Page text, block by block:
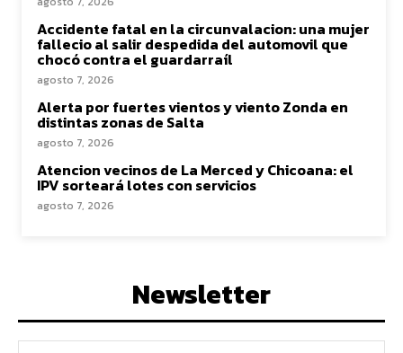
Accidente fatal en la circunvalacion: una mujer
fallecio al salir despedida del automovil que
chocó contra el guardarraíl
agosto 7, 2026
Alerta por fuertes vientos y viento Zonda en
distintas zonas de Salta
agosto 7, 2026
Atencion vecinos de La Merced y Chicoana: el
IPV sorteará lotes con servicios
agosto 7, 2026
Newsletter